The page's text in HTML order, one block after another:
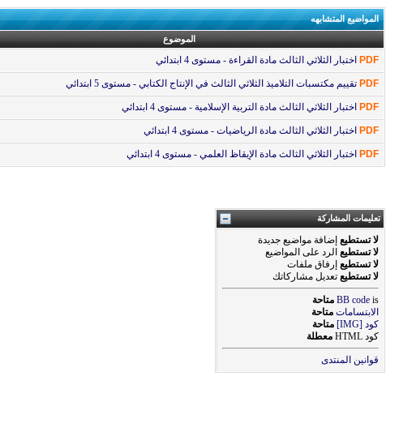
المواضيع المتشابهه
الموضوع
PDF اختبار الثلاثي الثالث مادة القراءة - مستوى 4 ابتدائي
PDF تقييم مكتسبات التلاميذ الثلاثي الثالث في الإنتاج الكتابي - مستوى 5 ابتدائي
PDF اختبار الثلاثي الثالث مادة التربية الإسلامية - مستوى 4 ابتدائي
PDF اختبار الثلاثي الثالث مادة الرياضيات - مستوى 4 ابتدائي
PDF اختبار الثلاثي الثالث مادة الإيقاظ العلمي - مستوى 4 ابتدائي
تعليمات المشاركة
لا تستطيع إضافة مواضيع جديدة
لا تستطيع الرد على المواضيع
لا تستطيع إرفاق ملفات
لا تستطيع تعديل مشاركاتك
BB code is
متاحة
الابتسامات متاحة
كود [IMG]
متاحة
كود HTML
معطلة
قوانين المنتدى